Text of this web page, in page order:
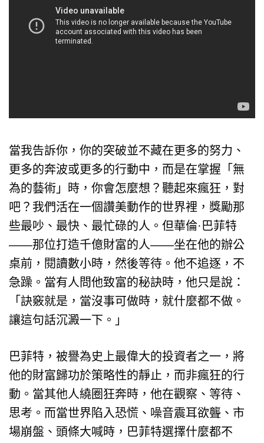
當我告訴你，你的突破並不藏在更多的努力、
更多的奔波或更多的行動中，而是在掌握「無
為的藝術」時，你會怎麼想？聽起來瘋狂，對
吧？我們活在一個讚美動作的世界裡，獎勵那
些最吵、最快、最忙碌的人。但華倫·巴菲特
——那位打造千億財富的人——坐在他的辦公
桌前，閱讀數小時，然後等待。他不追逐，不
急躁。當有人問他致富的秘訣時，他只是說：
「訣竅就是，當沒事可做時，就什麼都不做。
讓這句話沉澱一下。」
巴菲特，被譽為史上最偉大的投資者之一，將
他的財富歸功於策略性的靜止，而非瘋狂的行
動。當其他人繞圈狂奔時，他在觀察、等待、
思考。而當世界陷入恐慌、噪音震耳欲聾、市
場崩盤、頭條大喊時，巴菲特選擇什麼都不